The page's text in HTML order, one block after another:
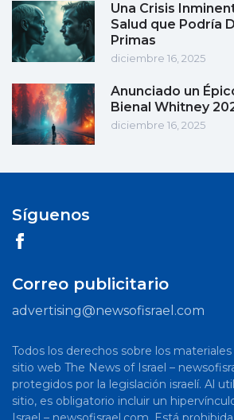
Una Crisis
Salud que Podría
Primas
diciembre 16, 2025
Anunciado un
Bienal Whitney
diciembre 16, 2025
Síguenos
Correo publicitario
advertising@newsofisrael.com
Todos los derechos sobre los
sitio web The News of Israel –
protegidos por la legislación israelí. Al
sitio, es obligatorio incluir un